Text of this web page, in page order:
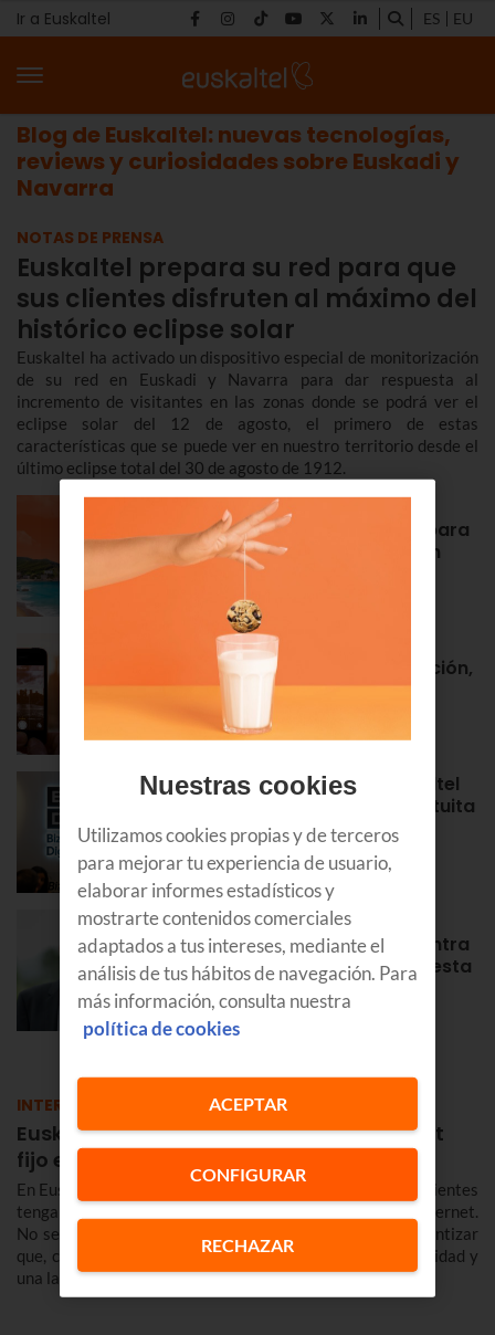
Ir a Euskaltel ES EU
Blog de Euskaltel: nuevas tecnologías,
reviews y curiosidades sobre Euskadi y
Navarra
NOTAS DE PRENSA
Euskaltel prepara su red para que
sus clientes disfruten al máximo del
histórico eclipse solar
Euskaltel ha activado un dispositivo especial de monitorización
de su red en Euskadi y Navarra para dar respuesta al
incremento de visitantes en las zonas donde se podrá ver el
eclipse solar del 12 de agosto, el primero de estas
características que se puede ver en nuestro territorio desde el
último eclipse total del 30 de agosto de 1912.
Euskaltel realiza cerca de un
centenar de intervenciones para
garantizar la conectividad en
verano
NOTAS DE PRENSA
Roaming en Euskaltel: activación,
tarifas, países por zonas…
APRENDE
¡Bienvenidos al Bizkaia Euskaltel
Digital Center! Tu puerta gratuita
para aprender y formarte en
Bilbao
APRENDE
Álex Rayón, experto en
innovación: “La tecnología entra
antes donde equivocarse cuesta
poco”
EMPRESAS
INTERNET
Euskaltel, la mejor experiencia de internet
fijo en Euskadi y Navarra en 2026
En Euskaltel tenemos una prioridad clara: que nuestros clientes
tengan la mejor experiencia a la hora de conectarse a Internet.
No se trata solo de vender megas sin más, sino de garantizar
que, cuando te conectas, la red responda con una estabilidad y
una latencia envidiables.
Nuestras cookies
Utilizamos cookies propias y de terceros
para mejorar tu experiencia de usuario,
elaborar informes estadísticos y
mostrarte contenidos comerciales
adaptados a tus intereses, mediante el
análisis de tus hábitos de navegación. Para
más información, consulta nuestra
política de cookies
CONFIGURAR
RECHAZAR
ACEPTAR